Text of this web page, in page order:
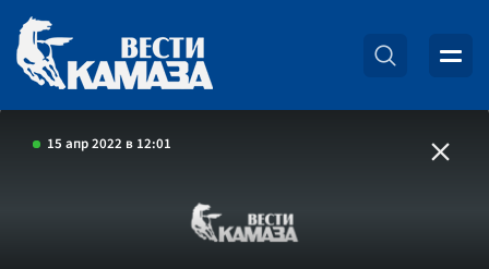
15 апр 2022 в 12:01